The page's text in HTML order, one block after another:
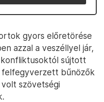
gyors előretörése
azzal a veszéllyel jár,
konfliktusoktól sújtott
bűnözők
szövetségi